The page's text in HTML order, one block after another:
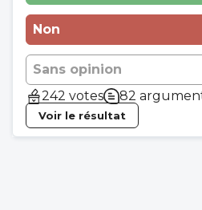
Non
Sans opinion
242 votes
82
Voir le résultat